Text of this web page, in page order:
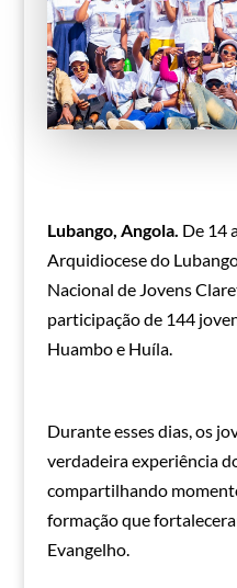
Lubango, Angola. De 14
Arquidiocese do
Nacional de Jovens
participação de 144
Huambo e Huíla.
Durante esses dias, os
verdadeira experiência
compartilhando
formação que
Evangelho.